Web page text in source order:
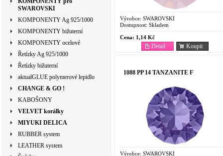
SWAROVSKI
KOMPONENTY Ag 925/1000
KOMPONENTY bižuterní
KOMPONENTY ocelové
Řetízky Ag 925/1000
Řetízky bižuterní
aktualGLUE polymerové lepidlo
CHANGE & GO !
KABOŠONY
VELVET korálky
MIYUKI DELICA
RUBBER system
LEATHER system
Výrobce: SWAROVSKI
Dostupnost: Skladem
Cena: 1,14 Kč
Koupit
Detail
1088 PP 14 TANZANITE F
Výrobce: SWAROVSKI